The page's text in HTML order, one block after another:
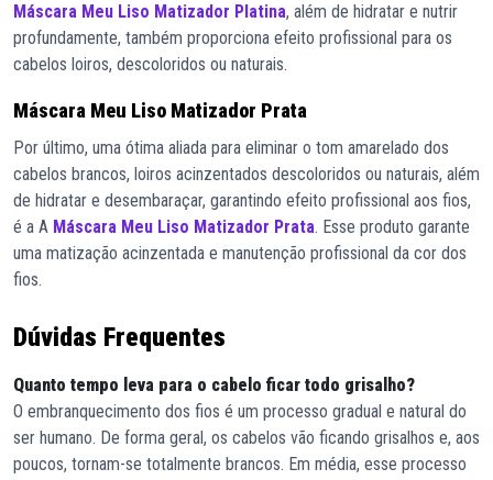
Máscara Meu Liso Matizador Platina, além de hidratar e nutrir
profundamente, também proporciona efeito profissional para os
cabelos loiros, descoloridos ou naturais.
Máscara Meu Liso Matizador Prata
Por último, uma ótima aliada para eliminar o tom amarelado dos
cabelos brancos, loiros acinzentados descoloridos ou naturais, além
de hidratar e desembaraçar, garantindo efeito profissional aos fios,
é a A Máscara Meu Liso Matizador Prata. Esse produto garante
uma matização acinzentada e manutenção profissional da cor dos
fios.
Dúvidas Frequentes
Quanto tempo leva para o cabelo ficar todo grisalho?
O embranquecimento dos fios é um processo gradual e natural do
ser humano. De forma geral, os cabelos vão ficando grisalhos e, aos
poucos, tornam-se totalmente brancos. Em média, esse processo